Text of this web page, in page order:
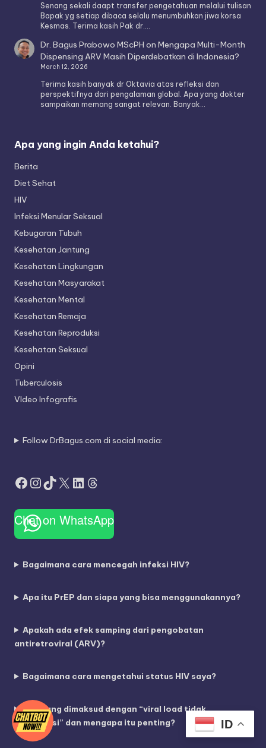
Senang sekali daapt transfer pengetahuan melalui tulisan
Bapak yg setiap dibaca selalu menumbuhkan jiwa korsa
Kesmas. Terima kasih Pak dr.…
Dr. Bagus Prabowo MScPH onMengapa Multi-Month
Dispensing ARV Masih Diperdebatkan di Indonesia?
March 12, 2026
Terima kasih banyak dr Oktavia atas refleksi dan
perspektifnya dari pengalaman global. Apa yang dokter
sampaikan memang sangat relevan. Banyak…
Apa yang ingin Anda ketahui?
Berita
Diet Sehat
HIV
Infeksi Menular Seksual
Kebugaran Tubuh
Kesehatan Jantung
Kesehatan Lingkungan
Kesehatan Masyarakat
Kesehatan Mental
Kesehatan Remaja
Kesehatan Reproduksi
Kesehatan Seksual
Opini
Tuberculosis
VIdeo Infografis
Follow DrBagus.com di social media:
Facebook
Instagram
TikTok
X LinkedIn
Threads
Chat on WhatsApp
Bagaimana cara mencegah infeksi HIV?
Apa itu PrEP dan siapa yang bisa menggunakannya?
Apakah ada efek samping dari pengobatan
antiretroviral (ARV)?
Bagaimana cara mengetahui status HIV saya?
Apa yang dimaksud dengan “viral load tidak
terdeteksi” dan mengapa itu penting?
ID